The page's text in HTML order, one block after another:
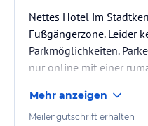
Nettes Hotel im
Fußgängerzone. Leider
Parkmöglichkeiten.
nur online mit einer
Möglichkeiten günstig
sind sauber und groß.
Mehr anzeigen
Meilengutschrift erhalten